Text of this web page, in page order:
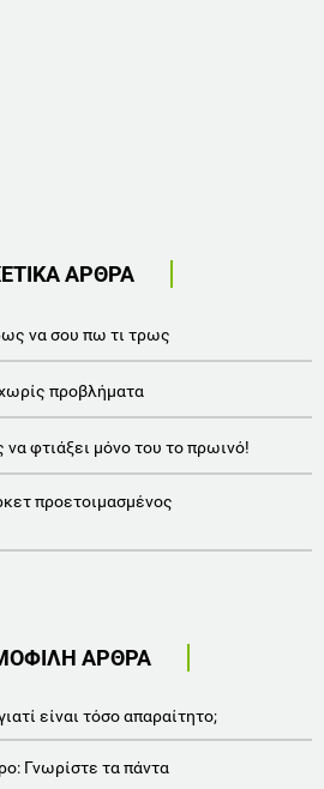
ΑΡΘΡΑ
να σου πω τι τρως
προβλήματα
να φτιάξει μόνο του το πρωινό!
προετοιμασμένος
ΑΡΘΡΑ
είναι τόσο απαραίτητο;
Γνωρίστε τα πάντα